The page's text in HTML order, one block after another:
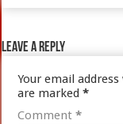
Leave a Reply
Your email
are marked*
Comment*